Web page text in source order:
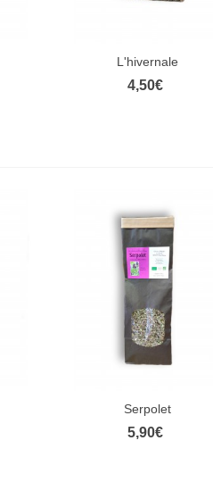
Aperçu rapide
L'hivernale
4,50€
Aperçu rapide
Serpolet
5,90€